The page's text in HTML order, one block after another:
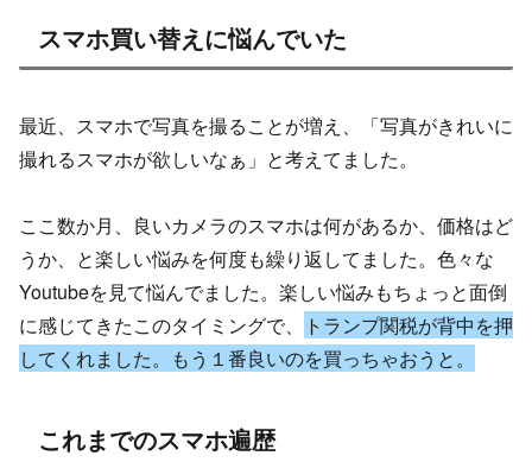
スマホ買い替えに悩んでいた
最近、スマホで写真を撮ることが増え、「写真がきれいに
撮れるスマホが欲しいなぁ」と考えてました。
ここ数か月、良いカメラのスマホは何があるか、価格はど
うか、と楽しい悩みを何度も繰り返してました。色々な
Youtubeを見て悩んでました。楽しい悩みもちょっと面倒
に感じてきたこのタイミングで、
トランプ関税が背中を押
してくれました。もう１番良いのを買っちゃおうと。
これまでのスマホ遍歴